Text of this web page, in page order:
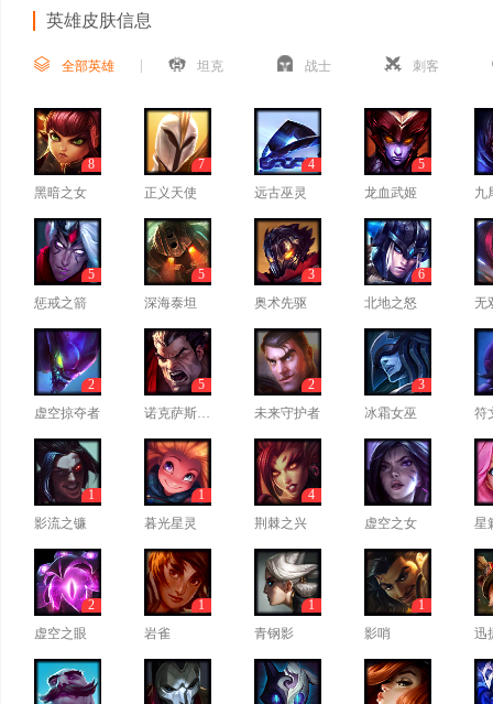
英雄皮肤信息
全部英雄 坦克 战士 刺客
黑暗之女
8
正义天使
7
远古巫灵
4
龙血武姬
5
九
惩戒之箭
5
深海泰坦
5
奥术先驱
3
北地之怒
6
无
虚空掠夺者
2
诺克萨斯之手
5
未来守护者
2
冰霜女巫
3
符
影流之镰
1
暮光星灵
1
荆棘之兴
4
虚空之女
星
虚空之眼
2
岩雀
1
青钢影
1
影哨
1
迅